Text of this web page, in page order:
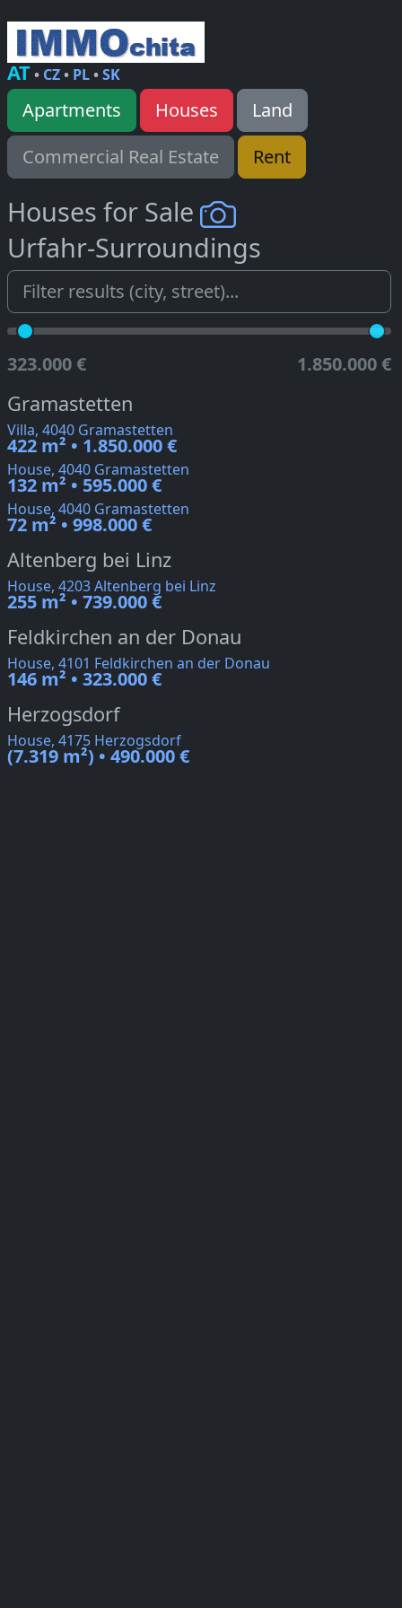
AT• CZ• PL•SK
Apartments Houses
Land
Commercial Real Estate
Rent
Houses for Sale
Urfahr-Surroundings
323.000 € 1.850.000 €
Gramastetten
Villa, 4040 Gramastetten
422 m² • 1.850.000 €
House, 4040 Gramastetten
132 m² • 595.000 €
House, 4040 Gramastetten
72 m² • 998.000 €
Altenberg bei Linz
House, 4203 Altenberg bei Linz
255 m² • 739.000 €
Feldkirchen an der Donau
House, 4101 Feldkirchen an der Donau
146 m² • 323.000 €
Herzogsdorf
House, 4175 Herzogsdorf
(7.319 m²) • 490.000 €